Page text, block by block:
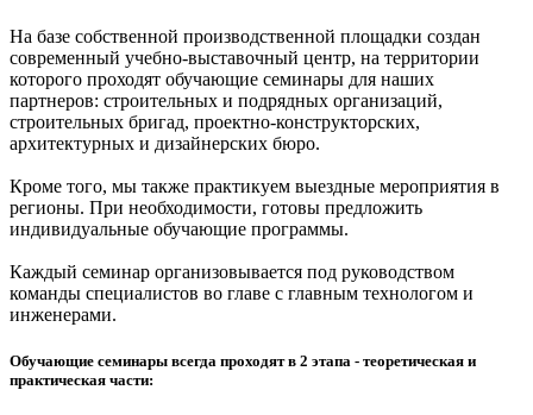
На базе собственной производственной площадки создан
современный учебно-выставочный центр, на территории
которого проходят обучающие семинары для наших
партнеров: строительных и подрядных организаций,
строительных бригад, проектно-конструкторских,
архитектурных и дизайнерских бюро.
Кроме того, мы также практикуем выездные мероприятия в
регионы. При необходимости, готовы предложить
индивидуальные обучающие программы.
Каждый семинар организовывается под руководством
команды специалистов во главе с главным технологом и
инженерами.
Обучающие семинары всегда проходят в 2 этапа - теоретическая и
практическая части: